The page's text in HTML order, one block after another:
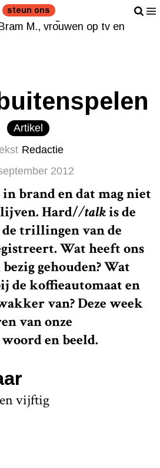
zonder ruis, Bram M.,
Verveling." />
Deze week: een
M., vrouwen op tv en
steun ons
Artikel
Redactie
2012
brand en dat mag niet
Hard//talkis de
de trillingen van de
Wat heeft ons
gehouden? Wat
de koffieautomaat en
van? Deze week
van onze
en beeld.
vijftig